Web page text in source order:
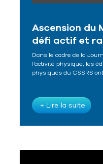
Ascension du
défi actif et
Dans le cadre de la
l’activité physique, les
physiques du CSSRS
+ Lire la suite